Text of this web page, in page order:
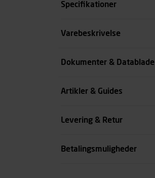
Specifikationer
Størrelse
Varebeskrivelse
Dokumenter & Datablade
Artikler & Guides
Levering & Retur
Betalingsmuligheder